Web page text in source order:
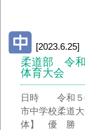
[2023.6.25]
柔道部 令
体育大会
日時 令和５
市中学校柔道
体】 優 勝